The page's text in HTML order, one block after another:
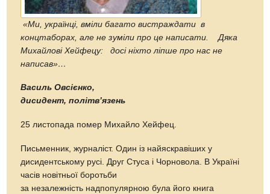
«Ми, українці, вміли багато вистраждати в
концтаборах, але не зуміли про це написати. Дяка
Михайлові Хейфецу: досі ніхто ліпше про нас не
написав»…
Василь
дисидент, політв’язень
25 листопада помер Михайло Хейфец.
Письменник, журналіст. Один із найяскравіших у
дисидентському русі. Друг Стуса і Чорновола. В Україні
часів новітньої боротьби
за незалежність надпопулярною була його книга